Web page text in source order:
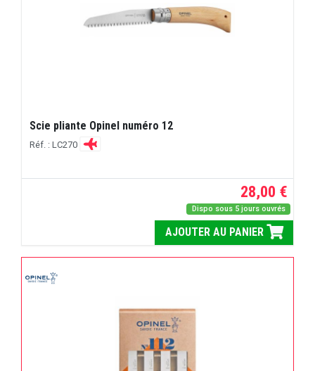
Scie pliante Opinel numéro 12
Réf. : LC270
28,00 €
Dispo sous 5 jours ouvrés
AJOUTER AU PANIER